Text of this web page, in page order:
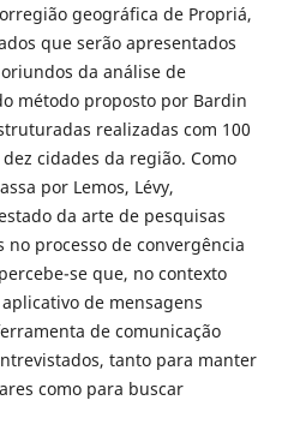
geográfica de Propriá,
que serão apresentados
da análise de
método proposto por Bardin
realizadas com 100
cidades da região. Como
por Lemos, Lévy,
da arte de pesquisas
processo de convergência
se que, no contexto
de mensagens
de comunicação
tanto para manter
como para buscar